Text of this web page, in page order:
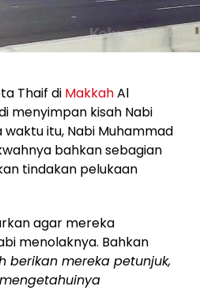
Thaif di MakkahAl
menyimpan kisah Nabi
waktu itu, Nabi Muhammad
bahkan sebagian
tindakan pelukaan
agar mereka
menolaknya. Bahkan
berikan mereka petunjuk,